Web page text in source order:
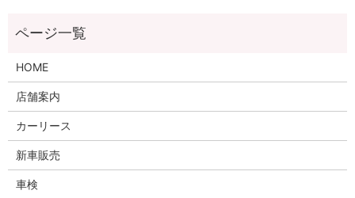
HOME
店舗案内
カーリース
新車販売
車検